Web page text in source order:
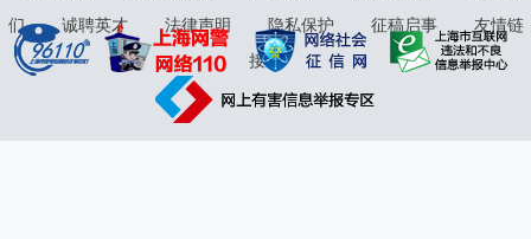
们
诚聘英才 法律声明 隐私保护 征稿启事
友情链
接